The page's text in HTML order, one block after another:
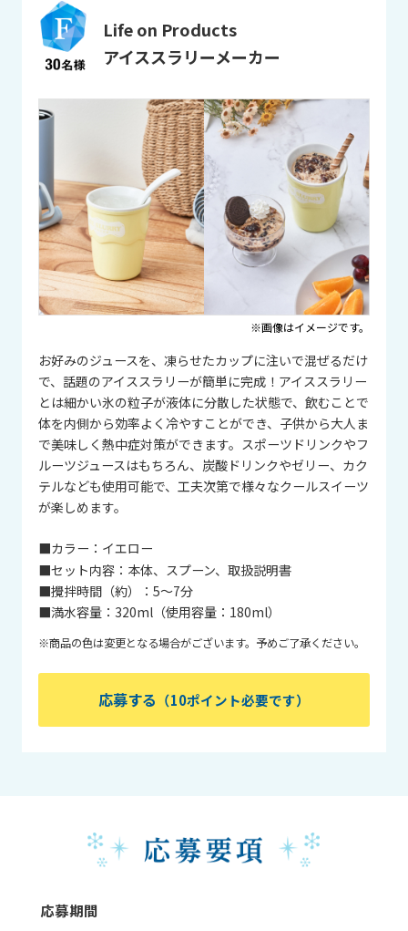
Life on Products
アイススラリーメーカー
※画像はイメージです。
お好みのジュースを、凍らせたカップに注いで混ぜるだけ
で、話題のアイススラリーが簡単に完成！アイススラリー
とは細かい氷の粒子が液体に分散した状態で、飲むことで
体を内側から効率よく冷やすことができ、子供から大人ま
で美味しく熱中症対策ができます。スポーツドリンクやフ
ルーツジュースはもちろん、炭酸ドリンクやゼリー、カク
テルなども使用可能で、工夫次第で様々なクールスイーツ
が楽しめます。
■カラー： イエロー
■セット内容： 本体、スプーン、取扱説明書
■攪拌時間（約）： 5～7分
■満水容量： 320ml（使用容量：180ml）
※商品の色は変更となる場合がございます。予めご了承ください。
応募する （10ポイント必要です）
応募期間